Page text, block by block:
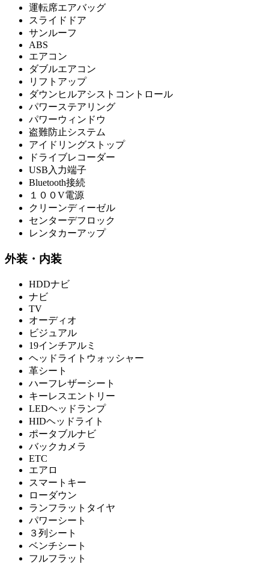
運転席エアバッグ
スライドドア
サンルーフ
ABS
エアコン
ダブルエアコン
リフトアップ
ダウンヒルアシストコントロール
パワーステアリング
パワーウィンドウ
盗難防止システム
アイドリングストップ
ドライブレコーダー
USB入力端子
Bluetooth接続
１００V電源
クリーンディーゼル
センターデフロック
レンタカーアップ
外装・内装
HDDナビ
ナビ
TV
オーディオ
ビジュアル
19インチアルミ
ヘッドライトウォッシャー
革シート
ハーフレザーシート
キーレスエントリー
LEDヘッドランプ
HIDヘッドライト
ポータブルナビ
バックカメラ
ETC
エアロ
スマートキー
ローダウン
ランフラットタイヤ
パワーシート
３列シート
ベンチシート
フルフラット